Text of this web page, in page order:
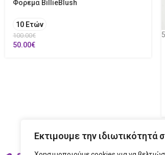
Εκτιμουμε την ιδιωτικότητά
Φορεμα BillieBlush
10 Ετών
100.00€
50.00€